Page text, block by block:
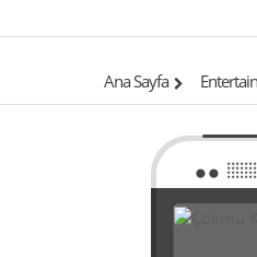
Ana Sayfa